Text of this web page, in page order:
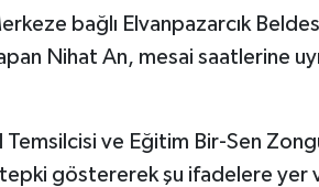
bağlı Elvanpazarcık
Nihat An, mesai saatlerine
Temsilcisi ve Eğitim Bir-Sen
göstererek şu ifadelere yer